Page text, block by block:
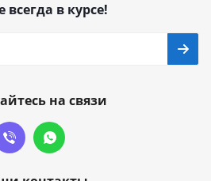
всегда в курсе!
на связи